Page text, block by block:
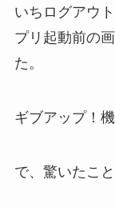
いちログアウ
プリ起動前の
た。
ギブアップ！
で、驚いたこと